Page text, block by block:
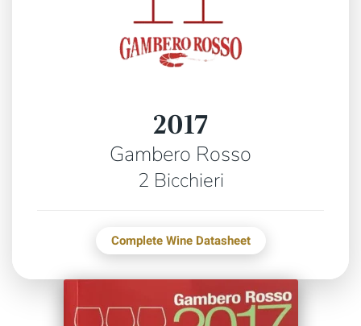
2017
Gambero Rosso
2 Bicchieri
Complete Wine Datasheet